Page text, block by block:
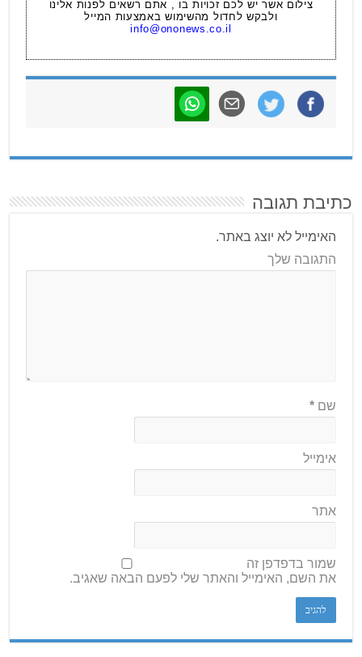
צילום אשר יש לכם זכויות בו , אתם רשאים לפנות אלינו
ולבקש לחדול מהשימוש באמצעות המייל
info@ononews.co.il
כתיבת תגובה
האימייל לא יוצג באתר.
התגובה שלך
שם*
אימייל
אתר
שמור בדפדפן זה
את השם, האימייל והאתר שלי לפעם הבאה שאגיב.